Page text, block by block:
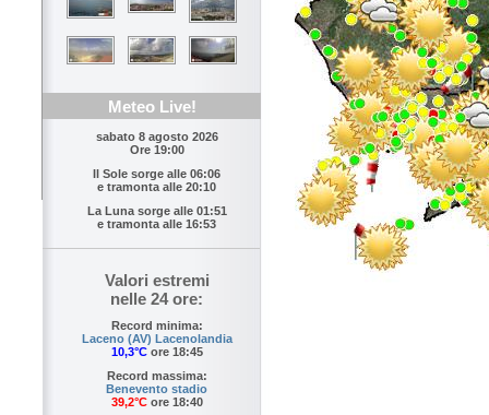
Meteo Live!
sabato 8 agosto 2026
Ore 19:00
Il Sole sorge alle 06:06
e tramonta alle 20:10
La Luna sorge alle 01:51
e tramonta alle 16:53
Valori estremi
nelle 24 ore:
Record minima:
Laceno (AV) Lacenolandia
10,3°Core 18:45
Record massima:
Benevento stadio
39,2°Core 18:40